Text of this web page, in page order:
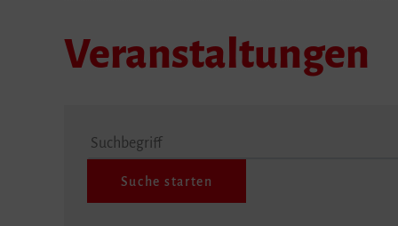
Veranstaltungen
Suchbegriff